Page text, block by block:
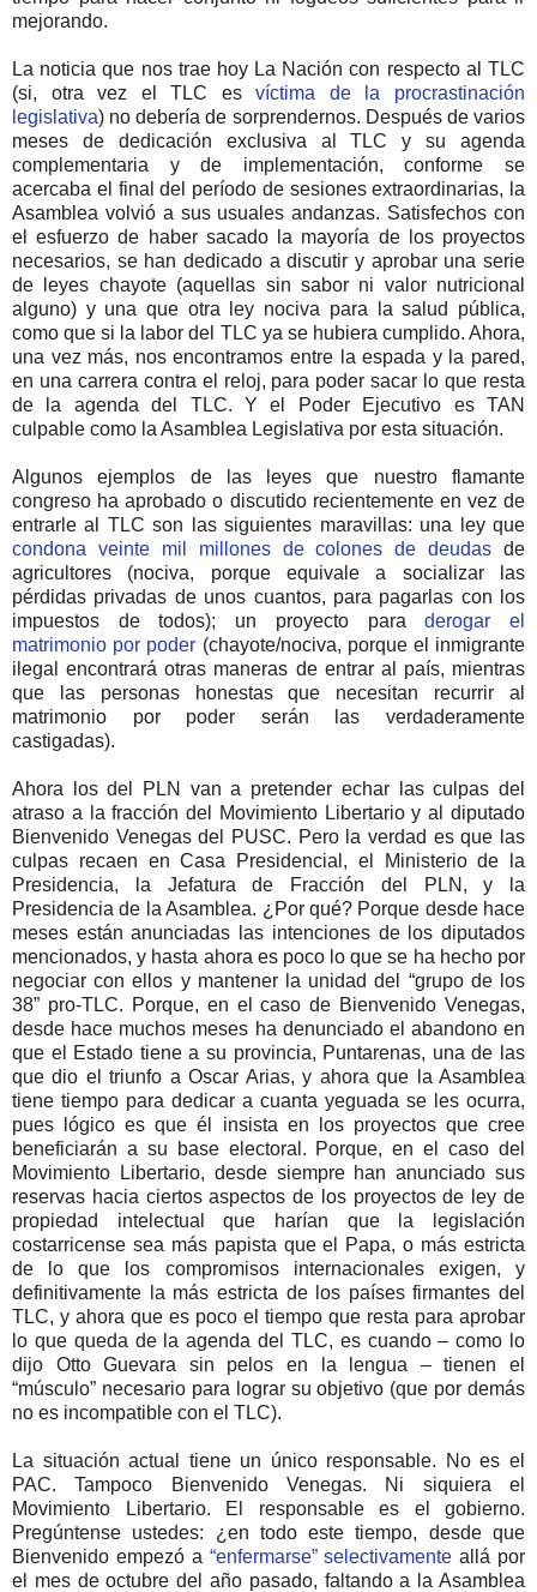
mejorando.
La noticia que nos trae hoy La Nación con respecto al TLC
(si, otra vez el TLC esvíctima de la procrastinación
legislativa) no debería de sorprendernos. Después de varios
meses de dedicación exclusiva al TLC y su agenda
complementaria y de implementación, conforme se
acercaba el final del período de sesiones extraordinarias, la
Asamblea volvió a sus usuales andanzas. Satisfechos con
el esfuerzo de haber sacado la mayoría de los proyectos
necesarios, se han dedicado a discutir y aprobar una serie
de leyes chayote (aquellas sin sabor ni valor nutricional
alguno) y una que otra ley nociva para la salud pública,
como que si la labor del TLC ya se hubiera cumplido. Ahora,
una vez más, nos encontramos entre la espada y la pared,
en una carrera contra el reloj, para poder sacar lo que resta
de la agenda del TLC. Y el Poder Ejecutivo es TAN
culpable como la Asamblea Legislativa por esta situación.
Algunos ejemplos de las leyes que nuestro flamante
congreso ha aprobado o discutido recientemente en vez de
entrarle al TLC son las siguientes maravillas: una ley que
condona veinte mil millones de colones de deudas de
agricultores (nociva, porque equivale a socializar las
pérdidas privadas de unos cuantos, para pagarlas con los
impuestos de todos); un proyecto paraderogar el
matrimonio por poder (chayote/nociva, porque el inmigrante
ilegal encontrará otras maneras de entrar al país, mientras
que las personas honestas que necesitan recurrir al
matrimonio por poder serán las verdaderamente
castigadas).
Ahora los del PLN van a pretender echar las culpas del
atraso a la fracción del Movimiento Libertario y al diputado
Bienvenido Venegas del PUSC. Pero la verdad es que las
culpas recaen en Casa Presidencial, el Ministerio de la
Presidencia, la Jefatura de Fracción del PLN, y la
Presidencia de la Asamblea. ¿Por qué? Porque desde hace
meses están anunciadas las intenciones de los diputados
mencionados, y hasta ahora es poco lo que se ha hecho por
negociar con ellos y mantener la unidad del “grupo de los
38” pro-TLC. Porque, en el caso de Bienvenido Venegas,
desde hace muchos meses ha denunciado el abandono en
que el Estado tiene a su provincia, Puntarenas, una de las
que dio el triunfo a Oscar Arias, y ahora que la Asamblea
tiene tiempo para dedicar a cuanta yeguada se les ocurra,
pues lógico es que él insista en los proyectos que cree
beneficiarán a su base electoral. Porque, en el caso del
Movimiento Libertario, desde siempre han anunciado sus
reservas hacia ciertos aspectos de los proyectos de ley de
propiedad intelectual que harían que la legislación
costarricense sea más papista que el Papa, o más estricta
de lo que los compromisos internacionales exigen, y
definitivamente la más estricta de los países firmantes del
TLC, y ahora que es poco el tiempo que resta para aprobar
lo que queda de la agenda del TLC, es cuando – como lo
dijo Otto Guevara sin pelos en la lengua – tienen el
“músculo” necesario para lograr su objetivo (que por demás
no es incompatible con el TLC).
La situación actual tiene un único responsable. No es el
PAC. Tampoco Bienvenido Venegas. Ni siquiera el
Movimiento Libertario. El responsable es el gobierno.
Pregúntense ustedes: ¿en todo este tiempo, desde que
Bienvenido empezó a “enfermarse” selectivamente allá por
el mes de octubre del año pasado, faltando a la Asamblea